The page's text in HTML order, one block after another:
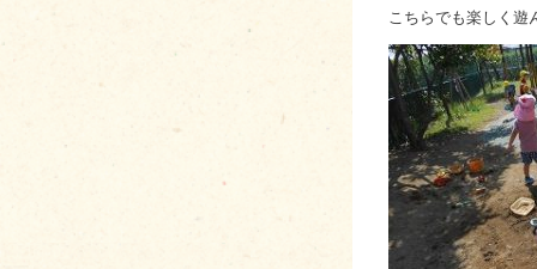
こちらでも楽しく